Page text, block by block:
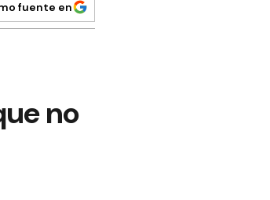
fuente en
no